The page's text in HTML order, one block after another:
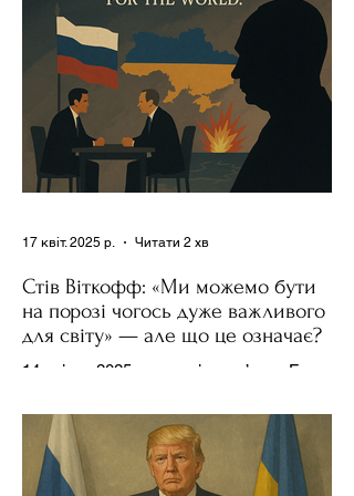
Стів Віткофф: «Ми можемо бути
на порозі чогось дуже важливого
для світу» — але що це означає?
14 квітня 2025 року , в інтерв’ю на Fox
Трампа та бізнесмен Стів Віткофф
поділився враженнями після...
17 квіт. 2025 р. Читати 2 хв